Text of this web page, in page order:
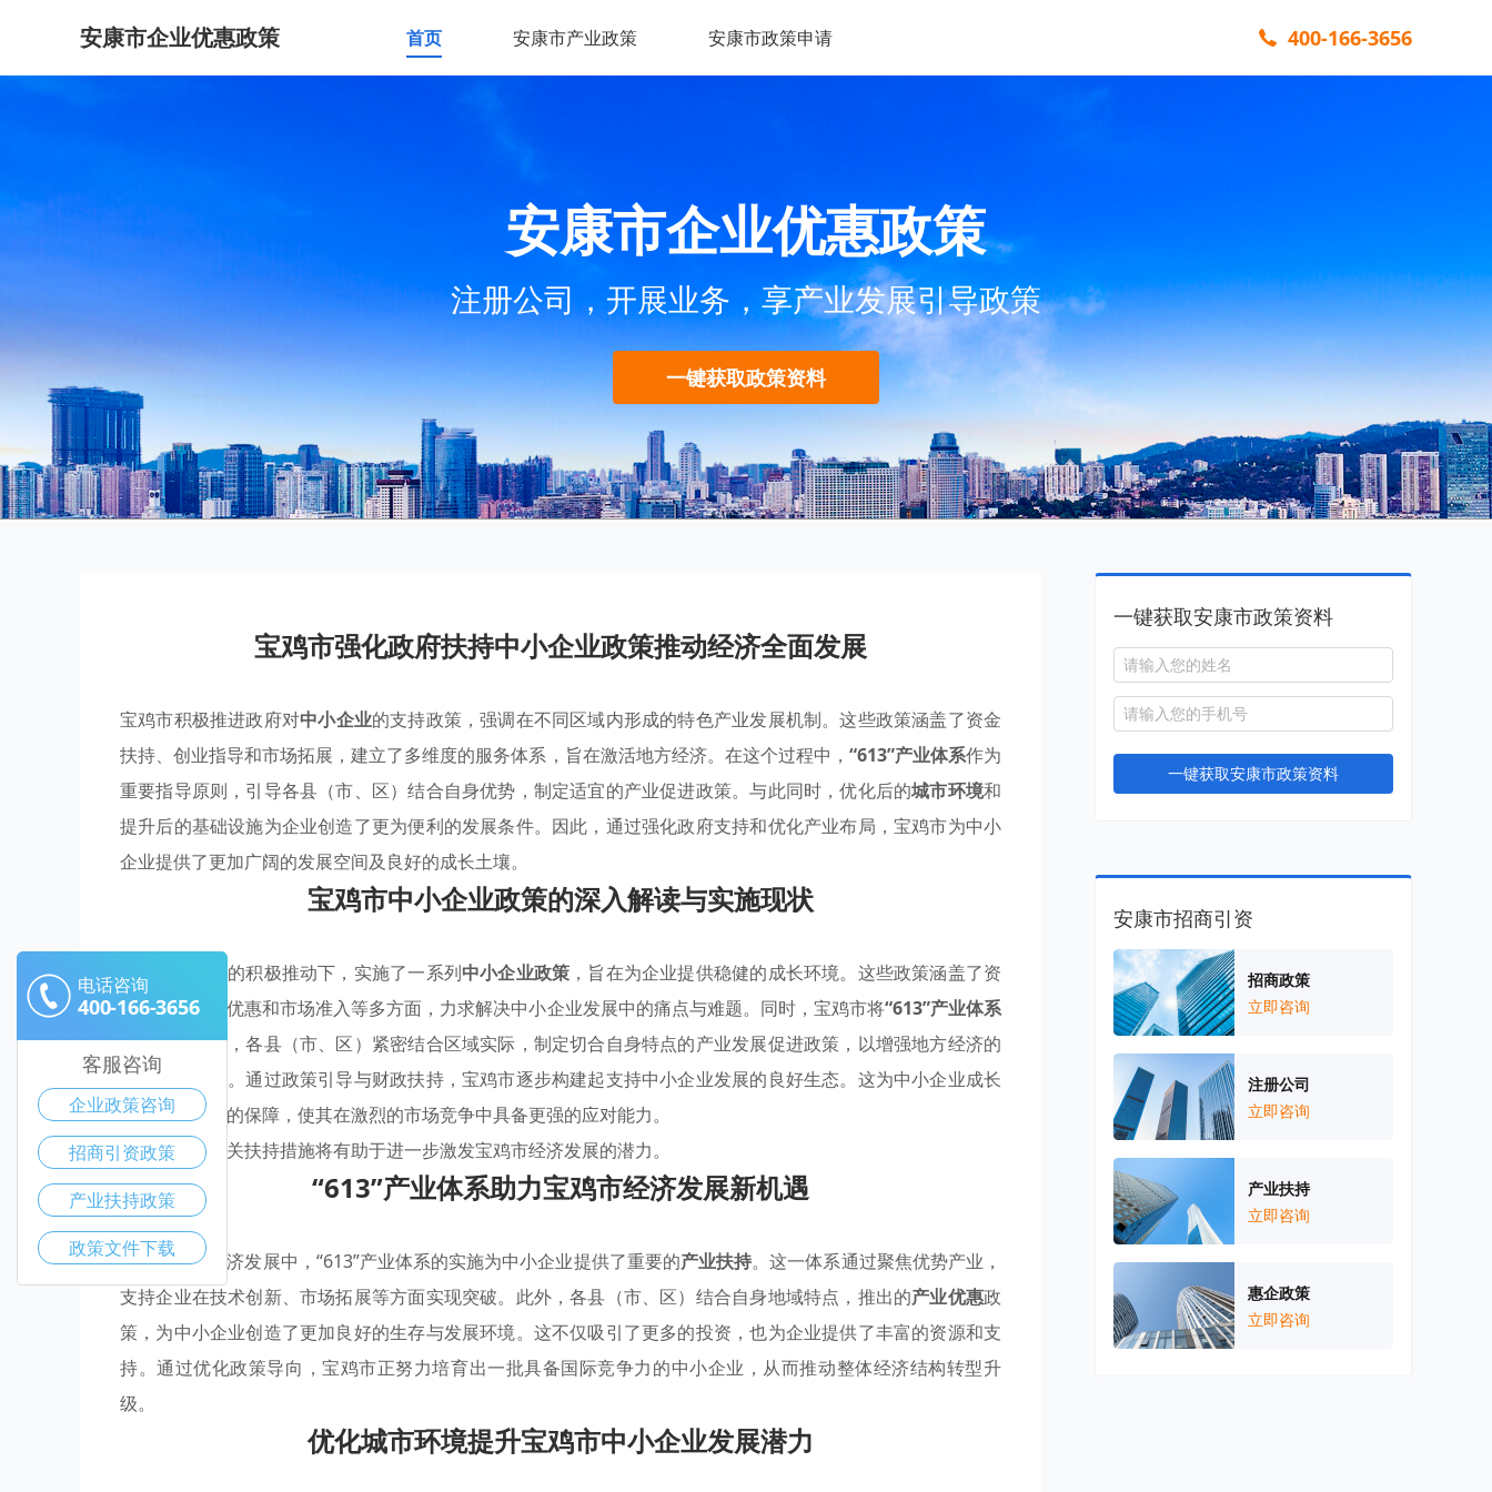
安康市企业优惠政策 首页 安康市产业政策 安康市政策申请 400-166-3656
安康市企业优惠政策
注册公司，开展业务，享产业发展引导政策
一键获取政策资料
宝鸡市强化政府扶持中小企业政策推动经济全面发展
宝鸡市积极推进政府对中小企业的支持政策，强调在不同区域内形成的特色产业发展机制。这些政策涵盖了资金
扶持、创业指导和市场拓展，建立了多维度的服务体系，旨在激活地方经济。在这个过程中， “613”产业体系作为
重要指导原则，引导各县（市、区）结合自身优势，制定适宜的产业促进政策。与此同时，优化后的城市环境和
提升后的基础设施为企业创造了更为便利的发展条件。因此，通过强化政府支持和优化产业布局，宝鸡市为中小
企业提供了更加广阔的发展空间及良好的成长土壤。
宝鸡市中小企业政策的深入解读与实施现状
宝鸡市在政府的积极推动下，实施了一系列中小企业政策 ，旨在为企业提供稳健的成长环境。这些政策涵盖了资
金支持、税收优惠和市场准入等多方面，力求解决中小企业发展中的痛点与难题。同时，宝鸡市将“613”产业体系
作为指导原则，各县（市、区）紧密结合区域实际，制定切合自身特点的产业发展促进政策，以增强地方经济的
活力和竞争力。通过政策引导与财政扶持，宝鸡市逐步构建起支持中小企业发展的良好生态。这为中小企业成长
提供了多层次的保障，使其在激烈的市场竞争中具备更强的应对能力。
因此，强化相关扶持措施将有助于进一步激发宝鸡市经济发展的潜力。
“613”产业体系助力宝鸡市经济发展新机遇
在宝鸡市的经济发展中，“613”产业体系的实施为中小企业提供了重要的产业扶持。这一体系通过聚焦优势产业，
支持企业在技术创新、市场拓展等方面实现突破。此外，各县（市、区）结合自身地域特点，推出的产业优惠政
策，为中小企业创造了更加良好的生存与发展环境。这不仅吸引了更多的投资，也为企业提供了丰富的资源和支
持。通过优化政策导向，宝鸡市正努力培育出一批具备国际竞争力的中小企业，从而推动整体经济结构转型升
级。
优化城市环境提升宝鸡市中小企业发展潜力
一键获取安康市政策资料
一键获取安康市政策资料
安康市招商引资
招商政策
立即咨询
注册公司
立即咨询
产业扶持
立即咨询
惠企政策
立即咨询
电话咨询
400-166-3656
客服咨询
企业政策咨询
招商引资政策
产业扶持政策
政策文件下载